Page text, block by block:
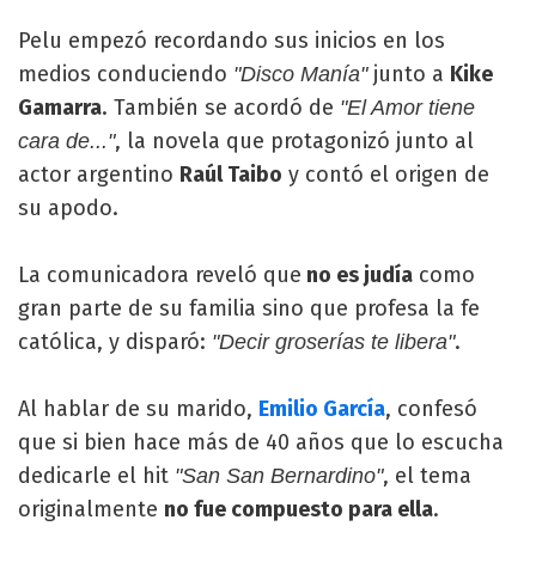
Pelu empezó recordando sus inicios en los
medios conduciendo "Disco Manía"junto a Kike
Gamarra. También se acordó de "El Amor tiene
cara de...", la novela que protagonizó junto al
actor argentino Raúl Taibo y contó el origen de
su apodo.
La comunicadora reveló que no es judía como
gran parte de su familia sino que profesa la fe
católica, y disparó: "Decir groserías te libera".
Al hablar de su marido, Emilio García, confesó
que si bien hace más de 40 años que lo escucha
dedicarle el hit "San San Bernardino", el tema
originalmente no fue compuesto para ella.